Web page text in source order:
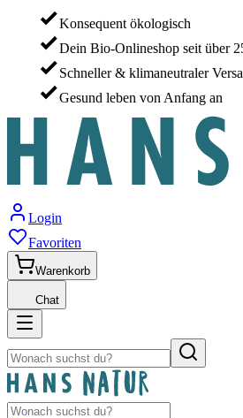
Konsequent ökologisch
Dein Bio-Onlineshop seit über
Schneller & klimaneutraler
Gesund leben von Anfang an
Login
Favoriten
Warenkorb
Chat